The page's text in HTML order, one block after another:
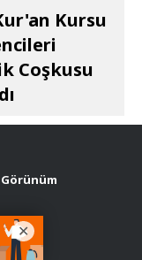
Kursu
Coşkusu
Görünüm